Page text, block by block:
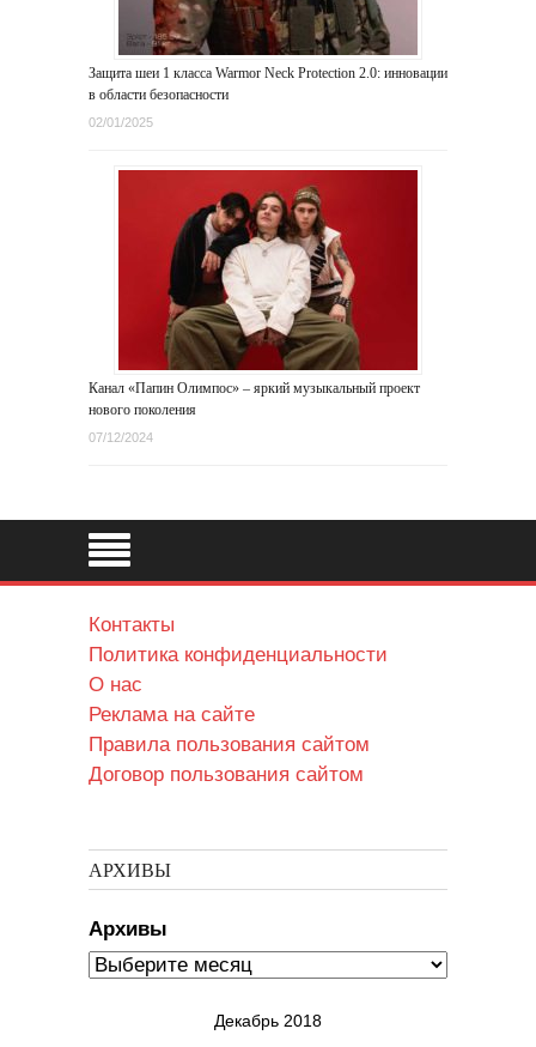
Защита шеи 1 класса Warmor Neck Protection 2.0: инновации
в области безопасности
02/01/2025
Канал «Папин Олимпос» – яркий музыкальный проект
нового поколения
07/12/2024
Контакты
Политика конфиденциальности
О нас
Реклама на сайте
Правила пользования сайтом
Договор пользования сайтом
АРХИВЫ
Архивы
Декабрь 2018